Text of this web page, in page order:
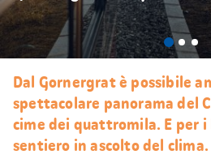
Dal Gornergrat è possibile
spettacolare panorama del
cime dei quattromila. E per i
sentiero in ascolto del clima.